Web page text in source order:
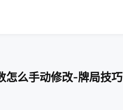
怎么手动修改-牌局技巧